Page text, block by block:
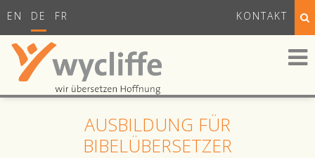
EN DE FR KONTAKT
AUSBILDUNG FÜR
BIBELÜBERSETZER